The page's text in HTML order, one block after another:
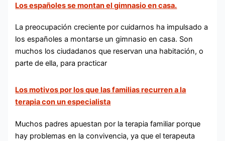
Los españoles se montan el gimnasio en casa.
La preocupación creciente por cuidarnos ha impulsado a
los españoles a montarse un gimnasio en casa. Son
muchos los ciudadanos que reservan una habitación, o
parte de ella, para practicar
Los motivos por los que las familias recurren a la
terapia con un especialista
Muchos padres apuestan por la terapia familiar porque
hay problemas en la convivencia, ya que el terapeuta